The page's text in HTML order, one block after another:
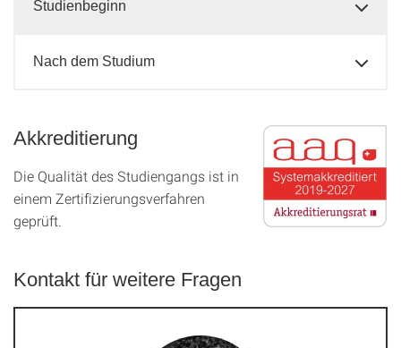
Studienbeginn
Nach dem Studium
Akkreditierung
Die Qualität des Studien­gangs ist in
einem Zer­ti­fizier­ungs­ver­fahren
geprüft.
Kontakt für weitere Fragen